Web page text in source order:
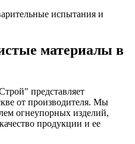
испытания и
материалы в
представляет
от производителя. Мы
огнеупорных изделий,
продукции и ее